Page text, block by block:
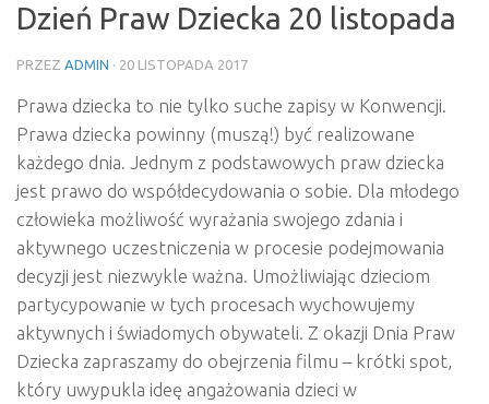
Dzień Praw Dziecka 20 listopada
PRZEZ ADMIN · 20 LISTOPADA 2017
Prawa dziecka to nie tylko suche zapisy w Konwencji.
Prawa dziecka powinny (muszą!) być realizowane
każdego dnia. Jednym z podstawowych praw dziecka
jest prawo do współdecydowania o sobie. Dla młodego
człowieka możliwość wyrażania swojego zdania i
aktywnego uczestniczenia w procesie podejmowania
decyzji jest niezwykle ważna. Umożliwiając dzieciom
partycypowanie w tych procesach wychowujemy
aktywnych i świadomych obywateli. Z okazji Dnia Praw
Dziecka zapraszamy do obejrzenia filmu – krótki spot,
który uwypukla ideę angażowania dzieci w